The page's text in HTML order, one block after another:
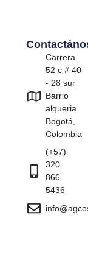
Carrera
52 c # 40
- 28 sur
Barrio
alqueria
Bogotá,
Colombia
(+57)
320
866
5436